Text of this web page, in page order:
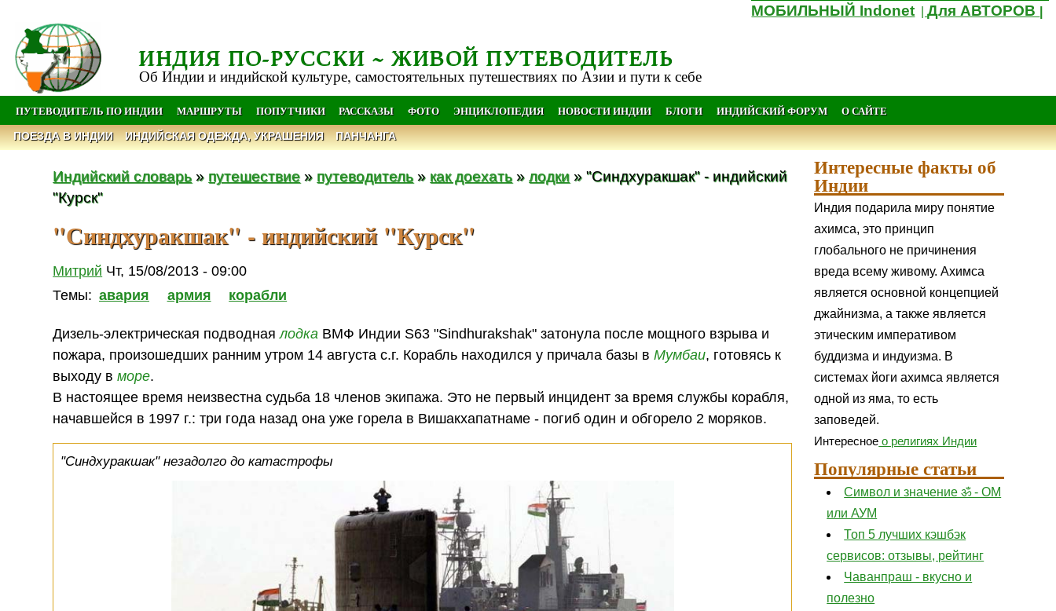
МОБИЛЬНЫЙ Indonet |Для АВТОРОВ
ИНДИЯ ПО-РУССКИ ~ ЖИВОЙ ПУТЕВОДИТЕЛЬ
Об Индии и индийской культуре, самостоятельных путешествиях по Азии и пути к себе
ПУТЕВОДИТЕЛЬ ПО ИНДИИ МАРШРУТЫ ПОПУТЧИКИ РАССКАЗЫ ФОТО ЭНЦИКЛОПЕДИЯ НОВОСТИ ИНДИИ БЛОГИ ИНДИЙСКИЙ ФОРУМ О САЙТЕ
ПОЕЗДА В ИНДИИ ИНДИЙСКАЯ ОДЕЖДА, УКРАШЕНИЯ ПАНЧАНГА
Индийский словарь» путешествие » путеводитель» как доехать»лодки » "Синдхуракшак" - индийский
"Курск"
"Синдхуракшак" - индийский "Курск"
Митрий Чт, 15/08/2013 - 09:00
Темы: авария армия корабли
Дизель-электрическая подводнаялодка ВМФ Индии S63 "Sindhurakshak" затонула после мощного взрыва и
пожара, произошедших ранним утром 14 августа с.г. Корабль находился у причала базы вМумбаи, готовясь к
выходу вморе.
В настоящее время неизвестна судьба 18 членов экипажа. Это не первый инцидент за время службы корабля,
начавшейся в 1997 г.: три года назад она уже горела в Вишакхапатнаме - погиб один и обгорело 2 моряков.
"Синдхуракшак" незадолго до катастрофы
Интересные факты об
Индии
Индия подарила миру понятие
ахимса, это принцип
глобального не причинения
вреда всему живому. Ахимса
является основной концепцией
джайнизма, а также является
этическим императивом
буддизма и индуизма. В
системах йоги ахимса является
одной из яма, то есть
заповедей.
Интересное о религиях Индии
Популярные статьи
Символ и значение ॐ - ОМ
или АУМ
Топ 5 лучших кэшбэк
сервисов: отзывы, рейтинг
Чаванпраш - вкусно и
полезно